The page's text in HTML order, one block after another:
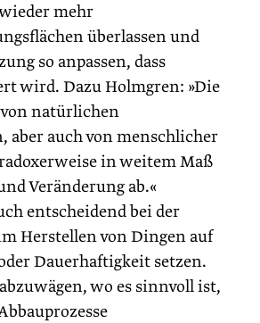
mehr
überlassen und
so anpassen, dass
wird. Dazu Holmgren: »Die
natürlichen
aber auch von menschlicher
in weitem Maß
Veränderung ab.«
entscheidend bei der
Herstellen von Dingen auf
Dauerhaftigkeit setzen.
wo es sinnvoll ist,